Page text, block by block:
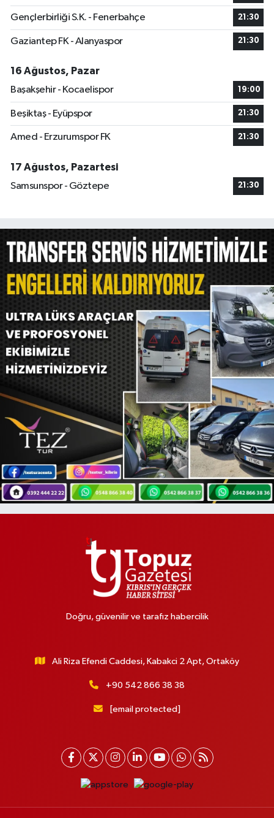
Gençlerbirliği S.K. - Fenerbahçe 21:30
Gaziantep FK - Alanyaspor 21:30
16 Ağustos, Pazar
Başakşehir - Kocaelispor
19:00
Beşiktaş - Eyüpspor 21:30
Amed - Erzurumspor FK 21:30
17 Ağustos, Pazartesi
Samsunspor - Göztepe
21:30
Doğru, güvenilir ve tarafız habercilik
Ali Riza Efendi Caddesi, Kabakci 2 Apt, Ortaköy
+90 542 866 38 38
[email protected]